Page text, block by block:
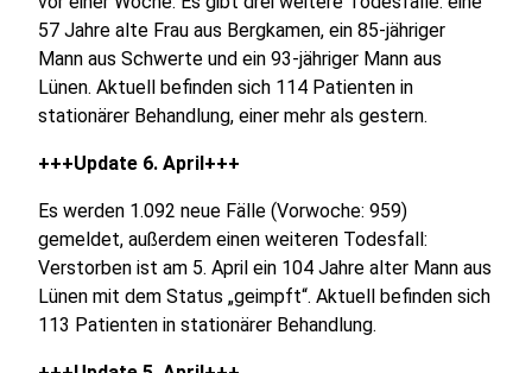
57 Jahre alte Frau aus Bergkamen, ein 85-jähriger
Mann aus Schwerte und ein 93-jähriger Mann aus
Lünen. Aktuell befinden sich 114 Patienten in
stationärer Behandlung, einer mehr als gestern.
+++Update 6. April+++
Es werden 1.092 neue Fälle (Vorwoche: 959)
gemeldet, außerdem einen weiteren Todesfall:
Verstorben ist am 5. April ein 104 Jahre alter Mann aus
Lünen mit dem Status „geimpft“. Aktuell befinden sich
113 Patienten in stationärer Behandlung.